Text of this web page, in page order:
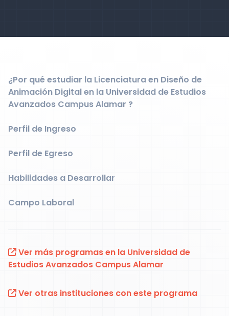
¿Por qué estudiar la Licenciatura en Diseño de
Animación Digital en la Universidad de Estudios
Avanzados Campus Alamar ?
Perfil de Ingreso
Perfil de Egreso
Habilidades a Desarrollar
Campo Laboral
Ver más programas en la Universidad de
Estudios Avanzados Campus Alamar
Ver otras instituciones con este programa